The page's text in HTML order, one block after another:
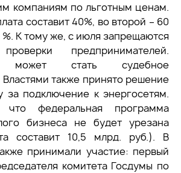
компаниям по льготным ценам.
составит 40%, во второй – 60
%. К тому же, с июля запрещаются
предпринимателей.
может стать судебное
Властями также принято решение
за подключение к энергосетям.
что федеральная программа
бизнеса не будет урезана
составит 10,5 млрд. руб.). В
принимали участие: первый
комитета Госдумы по